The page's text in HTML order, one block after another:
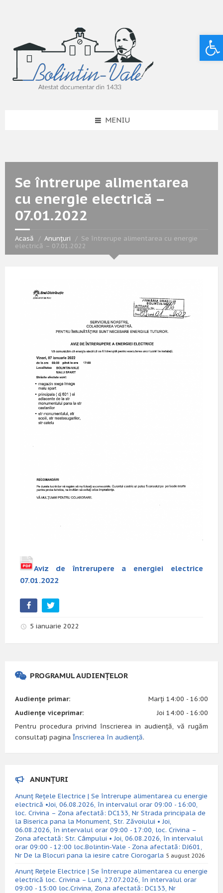
MENIU
Se întrerupe alimentarea
cu energie electrică –
07.01.2022
Acasă Anunțuri
Se întrerupe alimentarea cu energie
electrică – 07.01.2022
Aviz de întrerupere a energiei electrice
07.01.2022
5 ianuarie 2022
PROGRAMUL AUDIENȚELOR
Audiențe primar:
Marți 14:00 - 16:00
Audiențe viceprimar:
Joi 14:00 - 16:00
Pentru procedura privind înscrierea in audiență, vă rugăm
consultați pagina Înscrierea în audiență.
ANUNȚURI
Anunț Rețele Electrice | Se întrerupe alimentarea cu energie
electrică •Joi, 06.08.2026, în intervalul orar 09:00 - 16:00,
loc. Crivina – Zona afectată: DC133, Nr Strada principala de
la Biserica pana la Monument, Str. Zăvoiului • Joi,
06.08.2026, în intervalul orar 09:00 - 17:00, loc. Crivina –
Zona afectată: Str. Câmpului • Joi, 06.08.2026, în intervalul
orar 09:00 - 12:00 loc.Bolintin-Vale - Zona afectată: DJ601,
Nr De la Blocuri pana la iesire catre Ciorogarla 5 august 2026
Anunț Rețele Electrice | Se întrerupe alimentarea cu energie
electrică loc. Crivina – Luni, 27.07.2026, în intervalul orar
09:00 - 15:00 loc.Crivina, Zona afectată: DC133, Nr
Deschide bara de unelte